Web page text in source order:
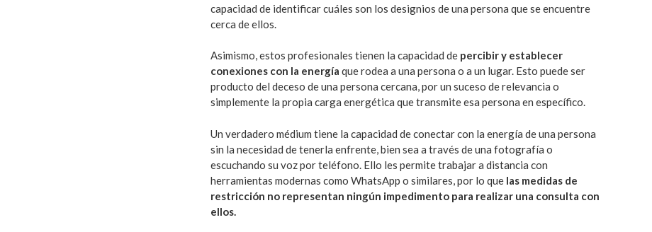
capacidad de identificar cuáles son los designios de una persona que se encuentre
cerca de ellos.
Asimismo, estos profesionales tienen la capacidad de percibir y establecer
conexiones con la energía que rodea a una persona o a un lugar. Esto puede ser
producto del deceso de una persona cercana, por un suceso de relevancia o
simplemente la propia carga energética que transmite esa persona en específico.
Un verdadero médium tiene la capacidad de conectar con la energía de una persona
sin la necesidad de tenerla enfrente, bien sea a través de una fotografía o
escuchando su voz por teléfono. Ello les permite trabajar a distancia con
herramientas modernas como WhatsApp o similares, por lo que las medidas de
restricción no representan ningún impedimento para realizar una consulta con
ellos.